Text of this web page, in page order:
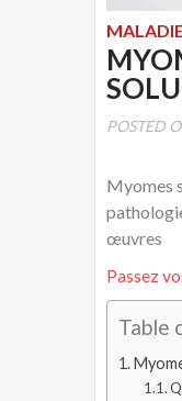
POSTED
Myomes
œuvres
Passez
Table